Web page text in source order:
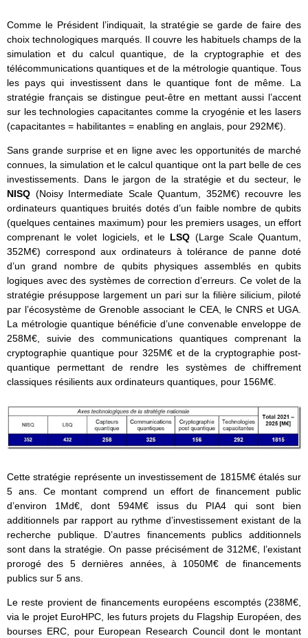
Comme le Président l’indiquait, la stratégie se garde de faire des
choix technologiques marqués. Il couvre les habituels champs de la
simulation et du calcul quantique, de la cryptographie et des
télécommunications quantiques et de la métrologie quantique. Tous
les pays qui investissent dans le quantique font de même. La
stratégie français se distingue peut-être en mettant aussi l’accent
sur les technologies capacitantes comme la cryogénie et les lasers
(capacitantes = habilitantes = enabling en anglais, pour 292M€).
Sans grande surprise et en ligne avec les opportunités de marché
connues, la simulation et le calcul quantique ont la part belle de ces
investissements. Dans le jargon de la stratégie et du secteur, le
NISQ (Noisy Intermediate Scale Quantum, 352M€) recouvre les
ordinateurs quantiques bruités dotés d’un faible nombre de qubits
(quelques centaines maximum) pour les premiers usages, un effort
comprenant le volet logiciels, et le LSQ (Large Scale Quantum,
352M€) correspond aux ordinateurs à tolérance de panne doté
d’un grand nombre de qubits physiques assemblés en qubits
logiques avec des systèmes de correction d’erreurs. Ce volet de la
stratégie présuppose largement un pari sur la filière silicium, piloté
par l’écosystème de Grenoble associant le CEA, le CNRS et UGA.
La métrologie quantique bénéficie d’une convenable enveloppe de
258M€, suivie des communications quantiques comprenant la
cryptographie quantique pour 325M€ et de la cryptographie post-
quantique permettant de rendre les systèmes de chiffrement
classiques résilients aux ordinateurs quantiques, pour 156M€.
Cette stratégie représente un investissement de 1815M€ étalés sur
5 ans. Ce montant comprend un effort de financement public
d’environ 1Md€, dont 594M€ issus du PIA4 qui sont bien
additionnels par rapport au rythme d’investissement existant de la
recherche publique. D’autres financements publics additionnels
sont dans la stratégie. On passe précisément de 312M€, l’existant
prorogé des 5 dernières années, à 1050M€ de financements
publics sur 5 ans.
Le reste provient de financements européens escomptés (238M€,
via le projet EuroHPC, les futurs projets du Flagship Européen, des
bourses ERC, pour European Research Council dont le montant